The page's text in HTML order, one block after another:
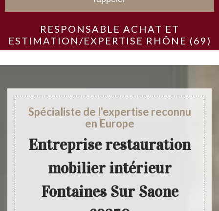
RESPONSABLE ACHAT ET
ESTIMATION/EXPERTISE RHÔNE (69)
Spécialiste de l'expertise reconnu
en Europe
Entreprise restauration
mobilier intérieur
Fontaines Sur Saone